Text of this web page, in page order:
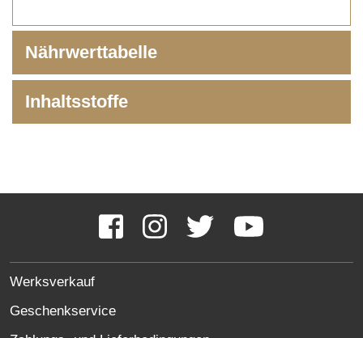
Nährwerttabelle
Inhaltsstoffe
FacebookInstagramTwitter YouTube
SITE
LINKS
Werksverkauf
Geschenkservice